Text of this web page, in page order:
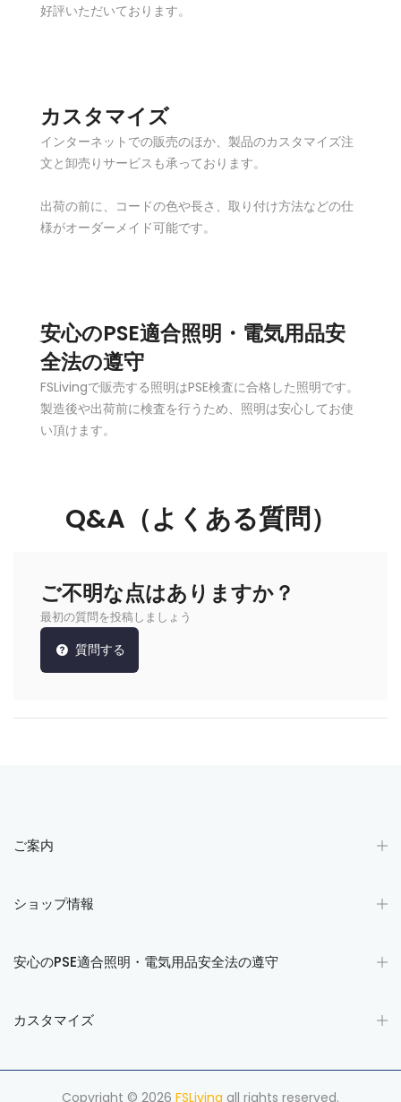
好評いただいております。
カスタマイズ
インターネットでの販売のほか、製品のカスタマイズ注
文と卸売りサービスも承っております。
出荷の前に、コードの色や長さ、取り付け方法などの仕
様がオーダーメイド可能です。
安心のPSE適合照明・電気用品安
全法の遵守
FSLivingで販売する照明はPSE検査に合格した照明です。
製造後や出荷前に検査を行うため、照明は安心してお使
い頂けます。
Q&A（よくある質問）
ご不明な点はありますか？
最初の質問を投稿しましょう
質問する
ご案内
ショップ情報
安心のPSE適合照明・電気用品安全法の遵守
カスタマイズ
Copyright © 2026 FSLiving all rights reserved.